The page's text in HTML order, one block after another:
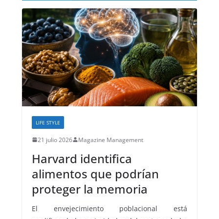
LIFE STYLE
21 julio 2026 Magazine Management
Harvard identifica
alimentos que podrían
proteger la memoria
El envejecimiento poblacional está